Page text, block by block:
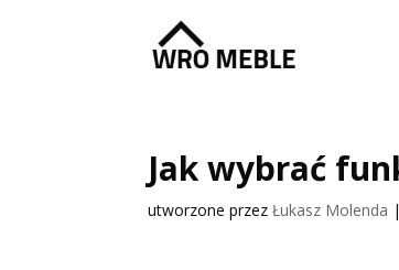
Jak wybrać
utworzone przezŁukasz Molenda |